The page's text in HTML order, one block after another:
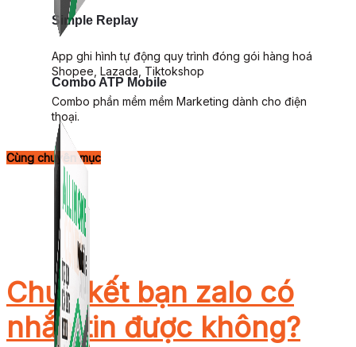
Combo ATP Mobile
Combo phần mềm mềm Marketing dành cho điện
thoại.
Simple Replay
App ghi hình tự động quy trình đóng gói hàng hoá
Shopee, Lazada, Tiktokshop
Cùng chuyên mục
Chưa kết bạn zalo có
nhắn tin được không?